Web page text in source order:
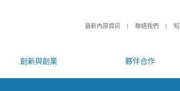
最新內部資訊 聯絡我們
創新與創業 夥伴合作